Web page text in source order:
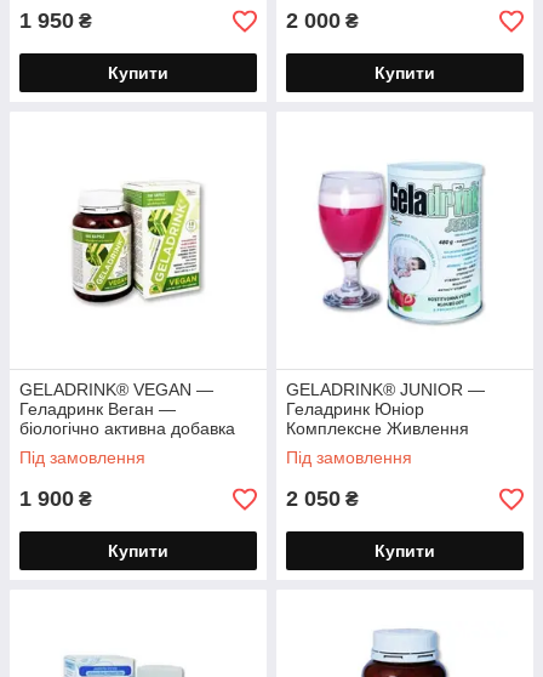
1 950 ₴
Купити
2 000 ₴
Купити
GELADRINK® VEGAN —
Геладринк Веган —
біологічно активна добавка
для веганів 360 капсул
Під замовлення
1 900 ₴
Купити
GELADRINK® JUNIOR —
Геладринк Юніор
Комплексне Живлення
Костей і Суставів, для дітей
порошок 480г
Під замовлення
2 050 ₴
Купити